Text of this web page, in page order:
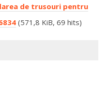
de trusouri pentru
(571,8 KiB, 69 hits)